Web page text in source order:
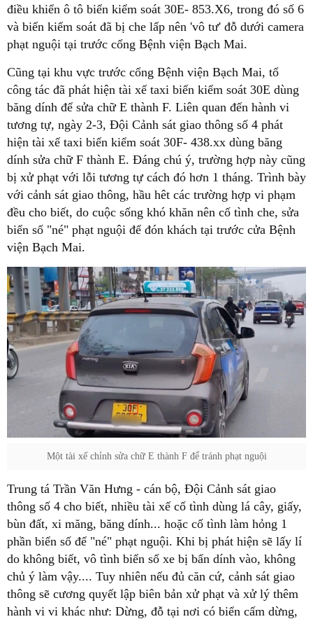
điều khiển ô tô biển kiểm soát 30E- 853.X6, trong đó số 6
và biển kiểm soát đã bị che lấp nên 'vô tư' đỗ dưới camera
phạt nguội tại trước cổng Bệnh viện Bạch Mai.
Cũng tại khu vực trước cổng Bệnh viện Bạch Mai, tổ
công tác đã phát hiện tài xế taxi biển kiểm soát 30E dùng
băng dính để sửa chữ E thành F. Liên quan đến hành vi
tương tự, ngày 2-3, Đội Cảnh sát giao thông số 4 phát
hiện tài xế taxi biển kiểm soát 30F- 438.xx dùng băng
dính sửa chữ F thành E. Đáng chú ý, trường hợp này cũng
bị xử phạt với lỗi tương tự cách đó hơn 1 tháng. Trình bày
với cảnh sát giao thông, hầu hêt các trường hợp vi phạm
đều cho biết, do cuộc sống khó khăn nên cố tình che, sửa
biển số "né" phạt nguội để đón khách tại trước cửa Bệnh
viện Bạch Mai.
Một tài xế chỉnh sửa chữ E thành F để tránh phạt nguội
Trung tá Trần Văn Hưng - cán bộ, Đội Cảnh sát giao
thông số 4 cho biết, nhiều tài xế cố tình dùng lá cây, giấy,
bùn đất, xi măng, băng dính... hoặc cố tình làm hỏng 1
phần biển số để "né" phạt nguội. Khi bị phát hiện sẽ lấy lí
do không biết, vô tình biển số xe bị bẩn dính vào, không
chủ ý làm vậy.... Tuy nhiên nếu đủ căn cứ, cảnh sát giao
thông sẽ cương quyết lập biên bản xử phạt và xử lý thêm
hành vi vi khác như: Dừng, đỗ tại nơi có biển cấm dừng,